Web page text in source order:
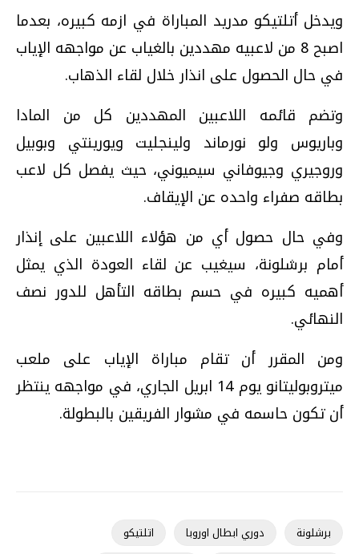
ويدخل أتلتيكو مدريد المباراة في ازمه كبيره، بعدما
اصبح 8 من لاعبيه مهددين بالغياب عن مواجهه الإياب
في حال الحصول على انذار خلال لقاء الذهاب.
وتضم قائمه اللاعبين المهددين كل من المادا
وباريوس ولو نورماند ولينجليت ويورينتي وبوبيل
وروجيري وجيوفاني سيميوني، حيث يفصل كل لاعب
بطاقه صفراء واحده عن الإيقاف.
وفي حال حصول أي من هؤلاء اللاعبين على إنذار
أمام برشلونة، سيغيب عن لقاء العودة الذي يمثل
أهميه كبيره في حسم بطاقه التأهل للدور نصف
النهائي.
ومن المقرر أن تقام مباراة الإياب على ملعب
ميتروبوليتانو يوم 14 ابريل الجاري، في مواجهه ينتظر
أن تكون حاسمه في مشوار الفريقين بالبطولة.
برشلونة دوري ابطال اوروبا
اتلتيكو